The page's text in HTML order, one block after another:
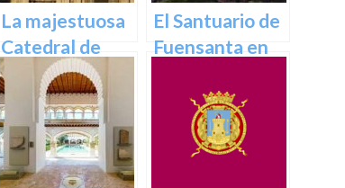
el corazón de la
ciudad
La majestuosa
Catedral de
Murcia: un
tesoro
arquitectónico
y cultural
El Santuario de
Fuensanta en
Lugar de
Devoción y
Belleza Natural